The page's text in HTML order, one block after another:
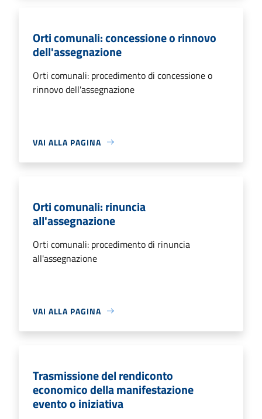
Orti comunali: concessione o rinnovo
dell'assegnazione
Orti comunali: procedimento di concessione o
rinnovo dell'assegnazione
VAI ALLA PAGINA
Orti comunali: rinuncia
all'assegnazione
Orti comunali: procedimento di rinuncia
all'assegnazione
VAI ALLA PAGINA
Trasmissione del rendiconto
economico della manifestazione
evento o iniziativa